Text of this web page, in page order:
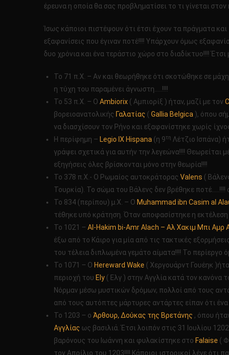
ΚΑΙ
ΑΠΟ
!!!!
έρευνα η οποία θα σας προβληματίσει το τι γίνεται
Ίσως κάποιοι πιστέψουν ότι έτσι έχουν τα πράγματα
εξαφανίσεις που έγιναν ποτέ!!!! Υπάρχουν όμως
δυο χρόνια και ένα τεράστιο χώρο στο διαδίκτυο!!!!
Το 71 π.Χ. – Αν και θεωρήθηκε ότι σκοτώθηκε σε
η τύχη του παραμένει άγνωστη…..!!!!
Το 53 π.Χ. – Ο Ambiorix ( Αμπιορίξ ) ήταν, μαζί με τον
βορειοανατολικής Γαλατίας ( Gallia Belgica ), όπου
να διασχίσουν τον Ρήνο και εξαφανίστηκε χωρίς
Η περίφημη – Legio ΙΧ Hispana (η 9τη Λέτζιο Ισπάνα)
γράψει σχετικά για αυτήν την λεγεώνα!!!! Θεωρείται
εξηγήσεις όλες βρίσκονται μόνο στην θεωρία!!!!
Το 378 π.Χ.- Ο Ρωμαίος αυτοκράτορας Valens (
Τουρκία). Το σώμα του Βάλενς δεν βρέθηκε
Το 834 (περίπου) μ.Χ. – Ο Muhammad ibn Casim al
τέθηκε υπό κράτηση. Όταν αποφασίστηκε η εκτέλεση
Το 1021 – Al-Hakim bi-Amr Αlach – Αλ Χακιμ Μπι Αμρ
έξω από το Κάιρο για μία από τις τακτικές
του τέλεια διπλωμένα γεμάτο αίματα!!!! Το περίεργο
Το 1071 – Ο Hereward Wake ( Χεργουάρντ Γουέηκ
περιοχή του Ely ( Ελγ ) στην Αγγλία κατά τον κανόνα
Νόρμαν μέσω μυστικών δρόμων, πολλοί από τους
από τους αυτόπτες μάρτυρες αντάρτες είπαν ότι
Το 1203 – ο Άρθουρ, Δούκας της Βρετάνης , όπου
Αγγλίας ως βασιλιά. Έτσι λοιπόν στις 31 Ιουλίου
βαρόνους του Ιωάννη και φυλακίστηκε στο Falaise (
τον Απρίλιο του 1203!!!! Κάποιοι ιστορικοί λένε